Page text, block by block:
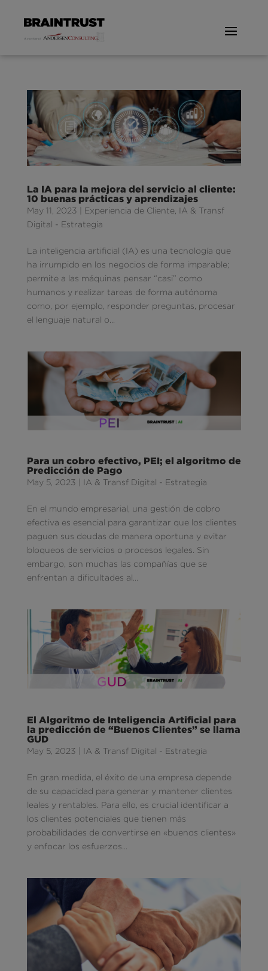
La IA para la mejora del servicio al cliente:
10 buenas prácticas y aprendizajes
May 11, 2023 Experiencia de Cliente, IA & Transf
Digital - Estrategia
La inteligencia artificial (IA) es una tecnología que
ha irrumpido en los negocios de forma imparable;
permite a las máquinas pensar “casi” como
humanos y realizar tareas de forma autónoma
como, por ejemplo, responder preguntas, procesar
el lenguaje natural o...
Para un cobro efectivo, PEI; el algoritmo de
Predicción de Pago
May 5, 2023 IA & Transf Digital - Estrategia
En el mundo empresarial, una gestión de cobro
efectiva es esencial para garantizar que los clientes
paguen sus deudas de manera oportuna y evitar
bloqueos de servicios o procesos legales. Sin
embargo, son muchas las compañías que se
enfrentan a dificultades al...
El Algoritmo de Inteligencia Artificial para
la predicción de “Buenos Clientes” se llama
GUD
May 5, 2023 IA & Transf Digital - Estrategia
En gran medida, el éxito de una empresa depende
de su capacidad para generar y mantener clientes
leales y rentables. Para ello, es crucial identificar a
los clientes potenciales que tienen más
probabilidades de convertirse en «buenos clientes»
y enfocar los esfuerzos...